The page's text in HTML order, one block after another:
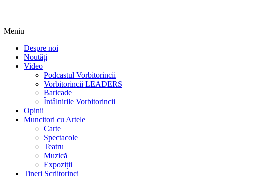
Meniu
Despre noi
Noutăți
Video
Podcastul Vorbitorincii
Vorbitorincii LEADERS
Baricade
Întâlnirile Vorbitorincii
Opinii
Muncitori cu Artele
Carte
Spectacole
Teatru
Muzică
Expoziții
Tineri Scriitorinci